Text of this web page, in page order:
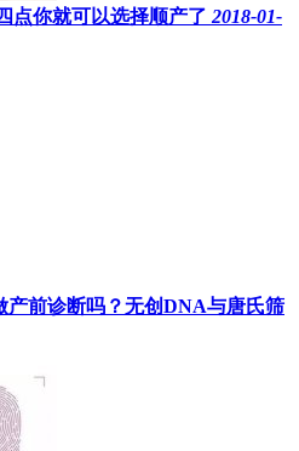
点你就可以选择顺产了 2018-01-
产前诊断吗？无创DNA与唐氏筛